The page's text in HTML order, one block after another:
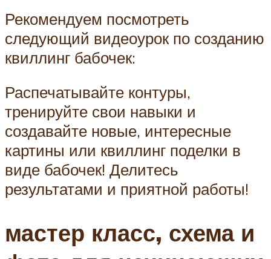
Рекомендуем посмотреть
следующий видеоурок по созданию
квиллинг бабочек:
Распечатывайте контуры,
тренируйте свои навыки и
создавайте новые, интересные
картины или квиллинг поделки в
виде бабочек! Делитесь
результатами и приятной работы!
мастер класс, схема и